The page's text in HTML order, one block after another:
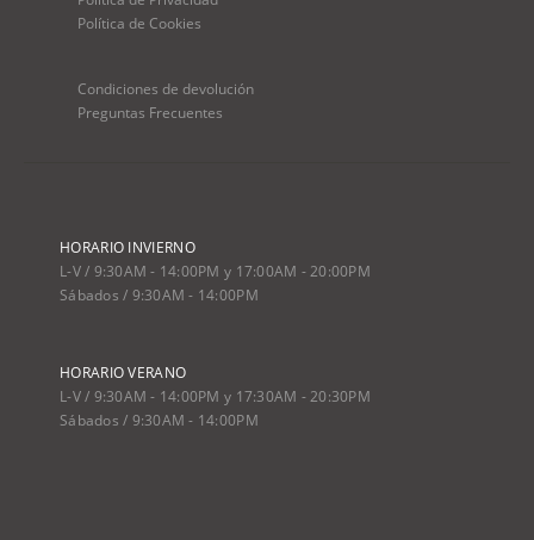
Política de Cookies
Condiciones de devolución
Preguntas Frecuentes
HORARIO INVIERNO
L-V / 9:30AM - 14:00PM y 17:00AM - 20:00PM
Sábados / 9:30AM - 14:00PM
HORARIO VERANO
L-V / 9:30AM - 14:00PM y 17:30AM - 20:30PM
Sábados / 9:30AM - 14:00PM